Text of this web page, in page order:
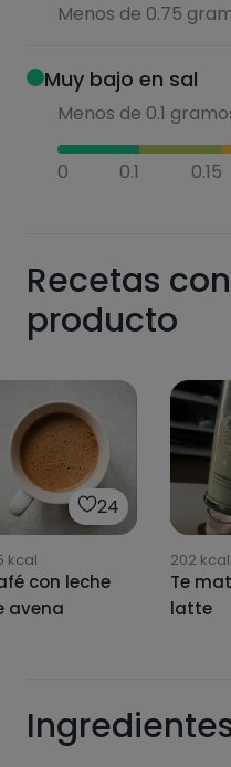
Menos de 0.75
Muy bajo en sal
Menos de 0.1
0 0.1 0.15
Recetas
producto
24
kcal
con leche
avena
202 kcal
Te
latte